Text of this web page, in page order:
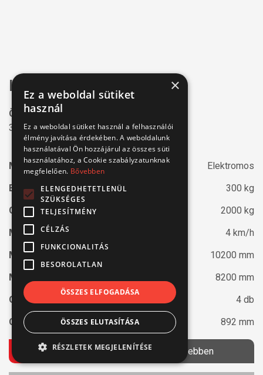
IMER Access IM 8290 AC
Önjáró ollós emelő
300 kg teherbírás
Motor típusa:
Elektromos
Emelési kapacitás:
300 kg
Géptömeg:
2000 kg
Max. sebesség:
4 km/h
Max. munkamagasság:
10200 mm
Max. padlómagasság:
8200 mm
Ollók száma:
4 db
Gépszélesség:
892 mm
Ajánlatkérés Bővebben
×
Ez a weboldal sütiket
használ
Ez a weboldal sütiket használ a felhasználói
élmény javítása érdekében. A weboldalunk
használatával Ön hozzájárul az összes süti
használatához, a Cookie szabályzatunknak
megfelelően. Bővebben
ELENGEDHETETLENÜL
SZÜKSÉGES
TELJESÍTMÉNY
CÉLZÁS
FUNKCIONALITÁS
BESOROLATLAN
ÖSSZES ELFOGADÁSA
ÖSSZES ELUTASÍTÁSA
RÉSZLETEK MEGJELENÍTÉSE